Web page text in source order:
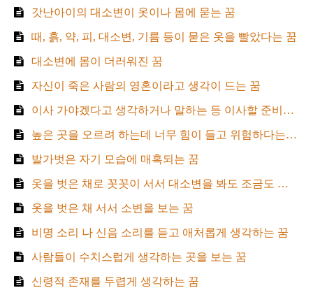
갓난아이의 대소변이 옷이나 몸에 묻는 꿈
때, 흙, 약, 피, 대소변, 기름 등이 묻은 옷을 빨았다는 꿈
대소변에 몸이 더러워진 꿈
자신이 죽은 사람의 영혼이라고 생각이 드는 꿈
이사 가야겠다고 생각하거나 말하는 등 이사할 준비를 하였던 꿈
높은 곳을 오르려 하는데 너무 힘이 들고 위험하다는 생각이 드는 꿈
발가벗은 자기 모습에 매혹되는 꿈
옷을 벗은 채로 꼿꼿이 서서 대소변을 봐도 조금도 부끄럽지 않은 꿈
옷을 벗은 채 서서 소변을 보는 꿈
비명 소리 나 신음 소리를 듣고 애처롭게 생각하는 꿈
사람들이 수치스럽게 생각하는 곳을 보는 꿈
신령적 존재를 두렵게 생각하는 꿈